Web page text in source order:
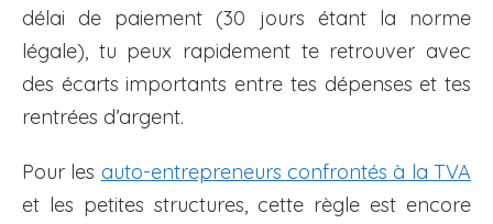
délai de paiement (30 jours étant la norme
légale), tu peux rapidement te retrouver avec
des écarts importants entre tes dépenses et tes
rentrées d’argent.
Pour les auto-entrepreneurs confrontés à la TVA
et les petites structures, cette règle est encore